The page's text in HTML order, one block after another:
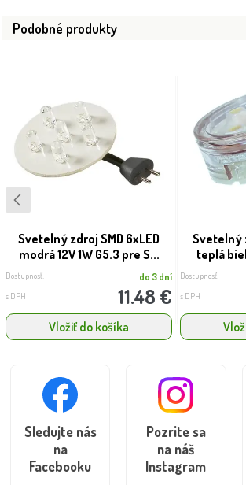
Podobné produkty
Svetelný zdroj SMD 6xLED
modrá 12V 1W G5.3 pre S...
Dostupnosť: do 3 dní
s DPH 11.48 €
Vložiť do košíka
Svetelný
teplá
Dostupnosť:
s DPH
Sledujte nás
na
Facebooku
Pozrite sa
na náš
Instagram